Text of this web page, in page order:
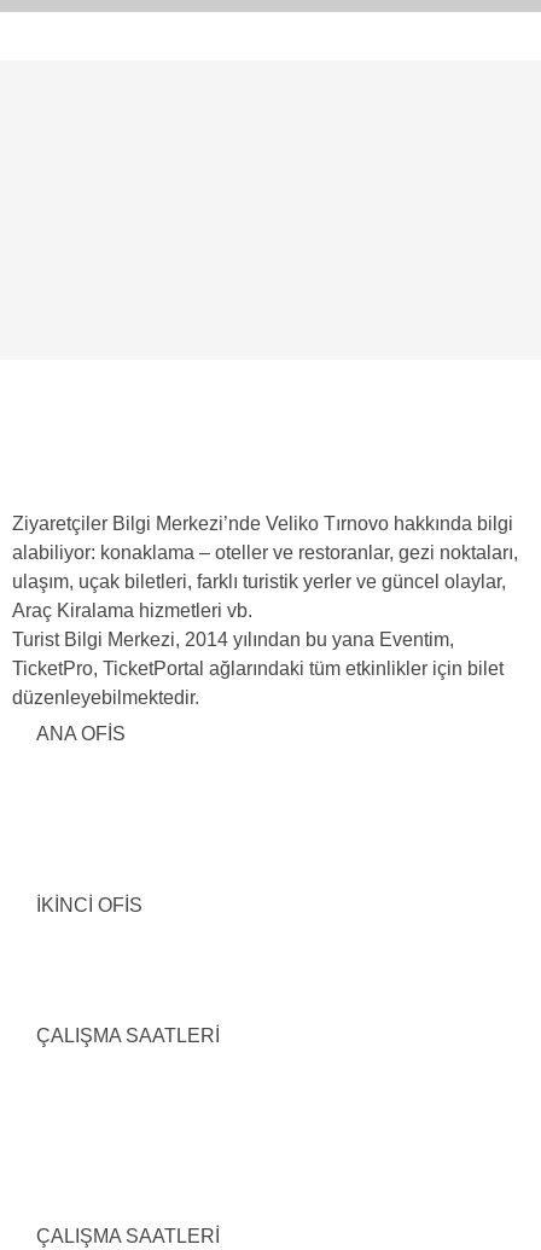
Ziyaretçiler Bilgi Merkezi’nde Veliko Tırnovo hakkında bilgi
alabiliyor: konaklama – oteller ve restoranlar, gezi noktaları,
ulaşım, uçak biletleri, farklı turistik yerler ve güncel olaylar,
Araç Kiralama hizmetleri vb.
Turist Bilgi Merkezi, 2014 yılından bu yana Eventim,
TicketPro, TicketPortal ağlarındaki tüm etkinlikler için bilet
düzenleyebilmektedir.
ANA OFİS
İKİNCİ OFİS
ÇALIŞMA SAATLERİ
ÇALIŞMA SAATLERİ